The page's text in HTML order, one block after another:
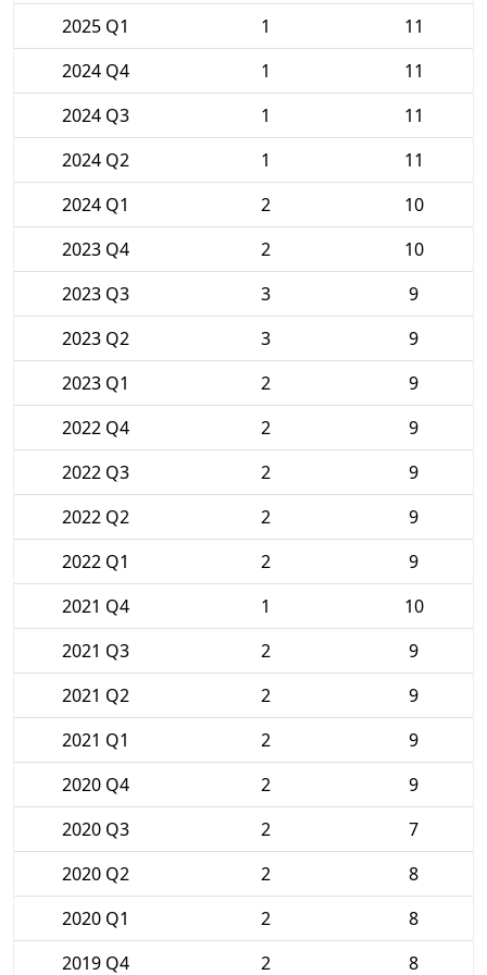
2025 Q1 1
11
2024 Q4
1
11
2024 Q3
1
11
2024 Q2
1
11
2024 Q1
2
10
2023 Q4
2
10
2023 Q3
3
9
2023 Q2
3
9
2023 Q1
2
9
2022 Q4
2
9
2022 Q3
2
9
2022 Q2
2
9
2022 Q1
2
9
2021 Q4
1
10
2021 Q3
2
9
2021 Q2
2
9
2021 Q1
2
9
2020 Q4
2
9
2020 Q3
2
7
2020 Q2
2
8
2020 Q1
2
8
2019 Q4
2 8